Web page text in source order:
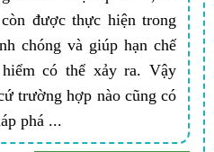
được thực hiện trong
chóng và giúp hạn chế
có thể xảy ra. Vậy
trường hợp nào cũng có
phá ...